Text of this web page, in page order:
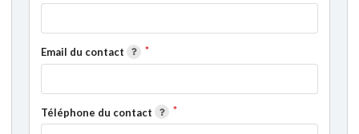
Email du contact
Téléphone du contact